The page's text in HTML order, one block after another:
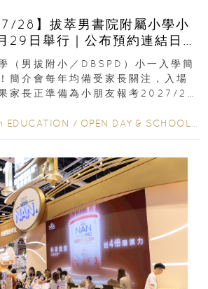
28】拔萃男書院附屬小學小
29日舉行｜公布預約連結日期
（男拔附小／DBSPD）小一入學簡
簡介會每年均備受家長關注，入場
家長正準備為小朋友報考2027/28
EDUCATION / OPEN DAY & SCHOOL EVENTS